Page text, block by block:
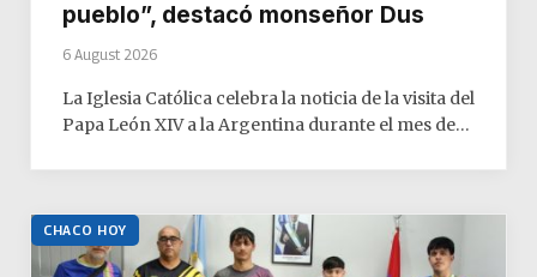
pueblo”, destacó monseñor Dus
6 August 2026
La Iglesia Católica celebra la noticia de la visita del
Papa León XIV a la Argentina durante el mes de…
CHACO HOY